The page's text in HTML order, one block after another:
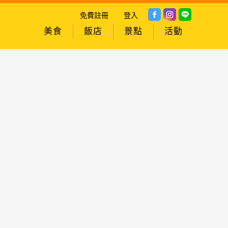
免費註冊 登入
美食 飯店 景點 活動